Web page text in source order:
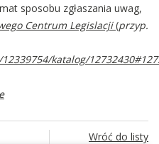
sposobu zgłaszania uwag,
Centrum Legislacji (przyp.
katalog/
Wróć do listy